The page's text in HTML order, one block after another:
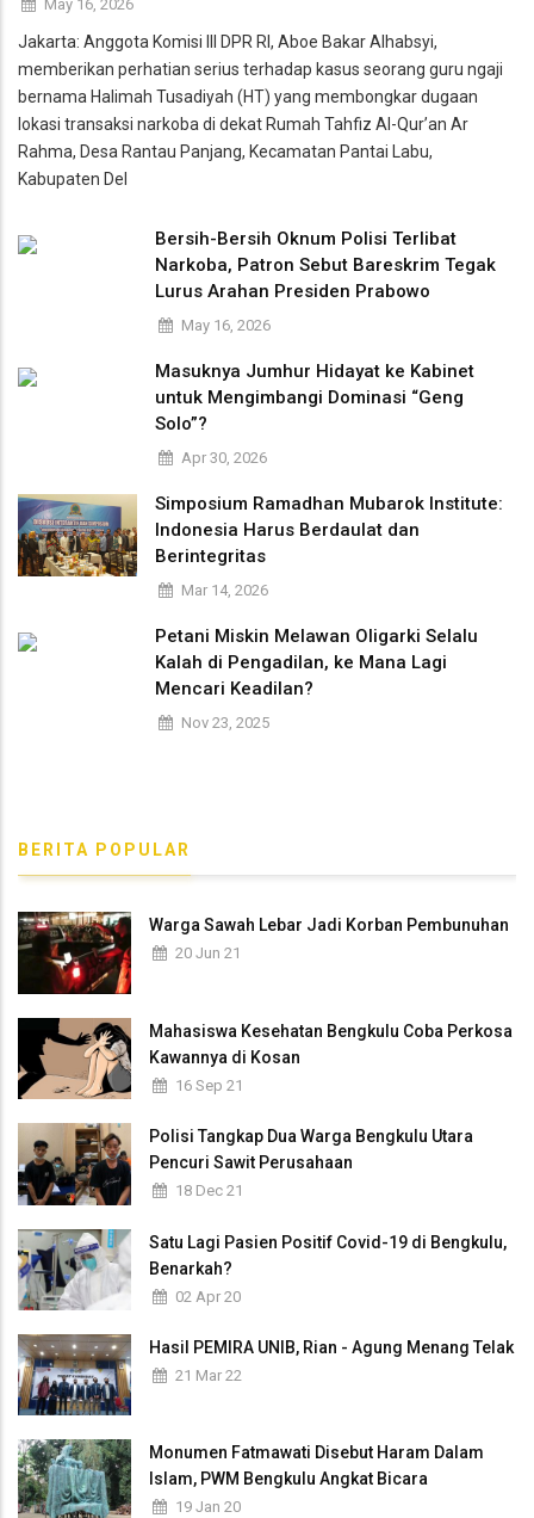
May 16, 2026
Jakarta: Anggota Komisi III DPR RI, Aboe Bakar Alhabsyi,
memberikan perhatian serius terhadap kasus seorang guru ngaji
bernama Halimah Tusadiyah (HT) yang membongkar dugaan
lokasi transaksi narkoba di dekat Rumah Tahfiz Al-Qur’an Ar
Rahma, Desa Rantau Panjang, Kecamatan Pantai Labu,
Kabupaten Del
Bersih-Bersih Oknum Polisi Terlibat
Narkoba, Patron Sebut Bareskrim Tegak
Lurus Arahan Presiden Prabowo
May 16, 2026
Masuknya Jumhur Hidayat ke Kabinet
untuk Mengimbangi Dominasi “Geng
Solo”?
Apr 30, 2026
Simposium Ramadhan Mubarok Institute:
Indonesia Harus Berdaulat dan
Berintegritas
Mar 14, 2026
Petani Miskin Melawan Oligarki Selalu
Kalah di Pengadilan, ke Mana Lagi
Mencari Keadilan?
Nov 23, 2025
BERITA POPULAR
Warga Sawah Lebar Jadi Korban Pembunuhan
20 Jun 21
Mahasiswa Kesehatan Bengkulu Coba Perkosa
Kawannya di Kosan
16 Sep 21
Polisi Tangkap Dua Warga Bengkulu Utara
Pencuri Sawit Perusahaan
18 Dec 21
Satu Lagi Pasien Positif Covid-19 di Bengkulu,
Benarkah?
02 Apr 20
Hasil PEMIRA UNIB, Rian - Agung Menang Telak
21 Mar 22
Monumen Fatmawati Disebut Haram Dalam
Islam, PWM Bengkulu Angkat Bicara
19 Jan 20